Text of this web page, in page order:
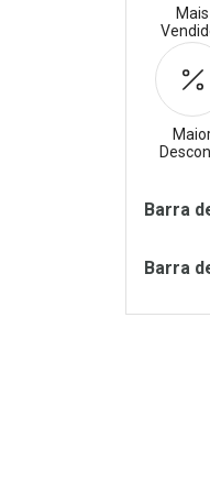
Mais
Filtros
Barra
Barra